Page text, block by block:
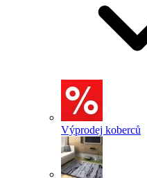
Výprodej koberců